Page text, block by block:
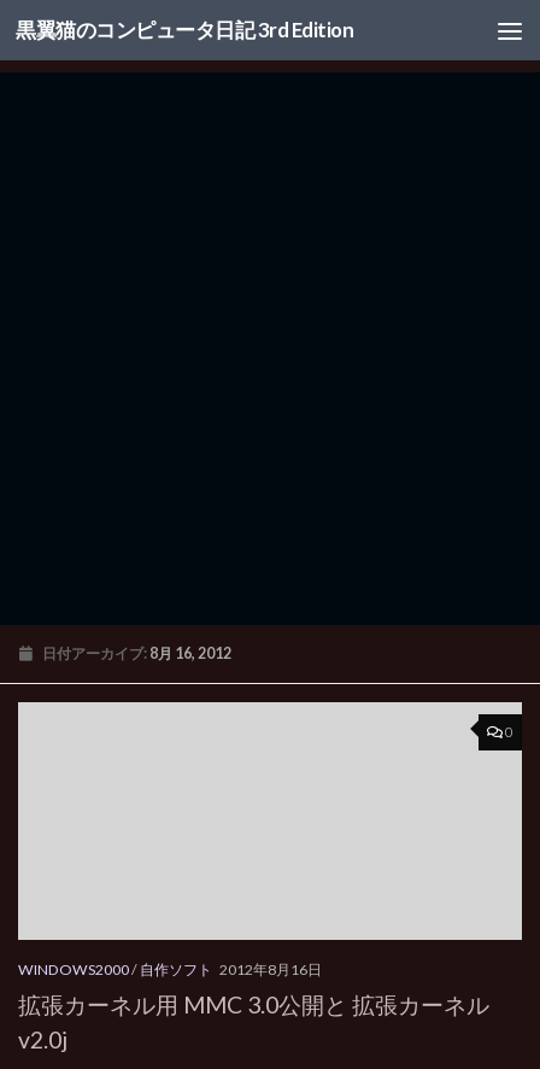
コンテンツへスキップ
黒翼猫のコンピュータ日記 3rd Edition
日付アーカイブ: 8月 16, 2012
0
WINDOWS2000/ 自作ソフト 2012年8月16日
拡張カーネル用 MMC 3.0公開と 拡張カーネル
v2.0j